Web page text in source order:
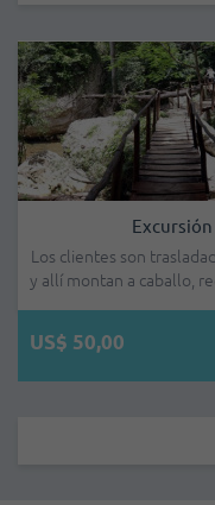
Excursión
Los clientes son
y allí montan a caballo,
US$ 50,00